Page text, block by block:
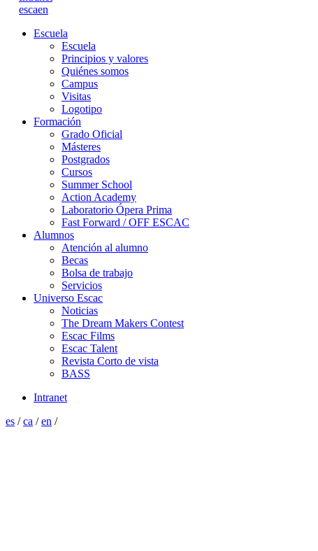
escaen
Escuela
Escuela
Principios y valores
Quiénes somos
Campus
Visitas
Logotipo
Formación
Grado Oficial
Másteres
Postgrados
Cursos
Summer School
Action Academy
Laboratorio Ópera Prima
Fast Forward / OFF ESCAC
Alumnos
Atención al alumno
Becas
Bolsa de trabajo
Servicios
Universo Escac
Noticias
The Dream Makers Contest
Escac Films
Escac Talent
Revista Corto de vista
BASS
Intranet
es /ca /en /